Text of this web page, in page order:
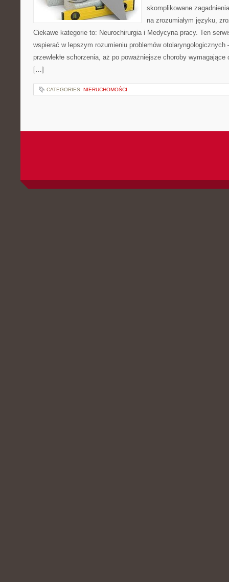
skomplikowane
na zrozumiałym języku,
Ciekawe kategorie to: Neurochirurgia i Medycyna pracy. Ten
wspierać w lepszym rozumieniu problemów
przewlekłe schorzenia, aż po poważniejsze choroby
[…]
CATEGORIES: NIERUCHOMOŚCI